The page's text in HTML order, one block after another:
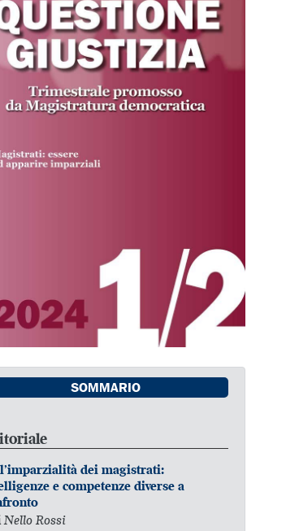
SOMMARIO
dei magistrati:
e competenze diverse a
Nello Rossi